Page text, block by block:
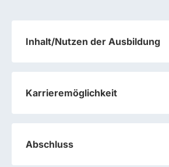
Inhalt/Nutzen der Ausbildung
Karrieremöglichkeit
Abschluss